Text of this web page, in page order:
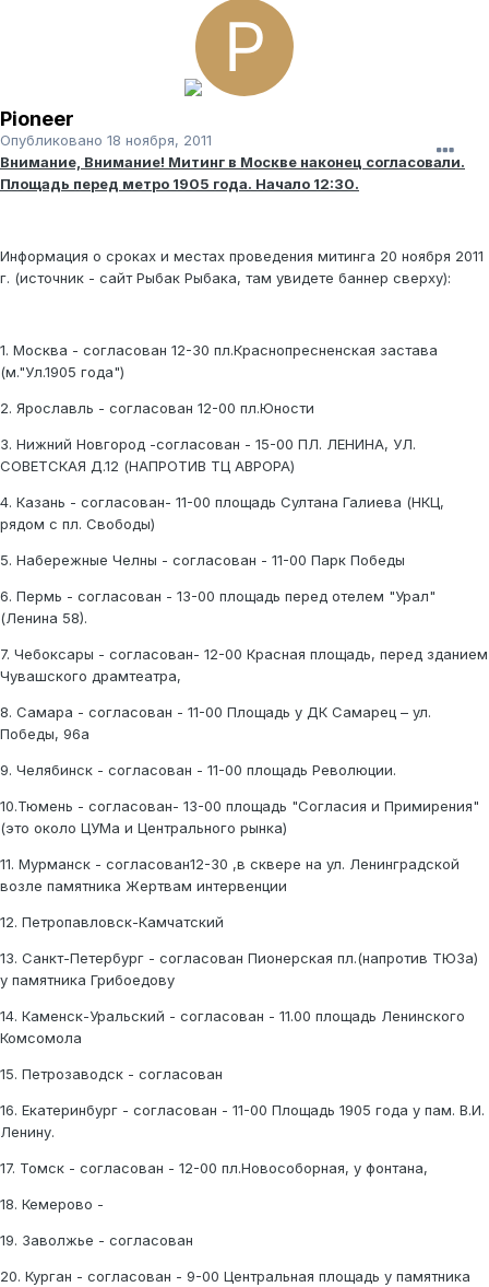
Pioneer
Опубликовано 18 ноября, 2011
Внимание, Внимание! Митинг в Москве наконец согласовали.
Площадь перед метро 1905 года. Начало 12:30.
Информация о сроках и местах проведения митинга 20 ноября 2011
г. (источник - сайт Рыбак Рыбака, там увидете баннер сверху):
1. Москва - согласован 12-30 пл.Краснопресненская застава
(м."Ул.1905 года")
2. Ярославль - согласован 12-00 пл.Юности
3. Нижний Новгород -согласован - 15-00 ПЛ. ЛЕНИНА, УЛ.
СОВЕТСКАЯ Д.12 (НАПРОТИВ ТЦ АВРОРА)
4. Казань - согласован- 11-00 площадь Султана Галиева (НКЦ,
рядом с пл. Свободы)
5. Набережные Челны - согласован - 11-00 Парк Победы
6. Пермь - согласован - 13-00 площадь перед отелем "Урал"
(Ленина 58).
7. Чебоксары - согласован- 12-00 Красная площадь, перед зданием
Чувашского драмтеатра,
8. Самара - согласован - 11-00 Площадь у ДК Самарец – ул.
Победы, 96а
9. Челябинск - согласован - 11-00 площадь Революции.
10.Тюмень - согласован- 13-00 площадь "Согласия и Примирения"
(это около ЦУМа и Центрального рынка)
11. Мурманск - согласован12-30 ,в сквере на ул. Ленинградской
возле памятника Жертвам интервенции
12. Петропавловск-Камчатский
13. Санкт-Петербург - согласован Пионерская пл.(напротив ТЮЗа)
у памятника Грибоедову
14. Каменск-Уральский - согласован - 11.00 площадь Ленинского
Комсомола
15. Петрозаводск - согласован
16. Екатеринбург - согласован - 11-00 Площадь 1905 года у пам. В.И.
Ленину.
17. Томск - согласован - 12-00 пл.Новособорная, у фонтана,
18. Кемерово -
19. Заволжье - согласован
20. Курган - согласован - 9-00 Центральная площадь у памятника